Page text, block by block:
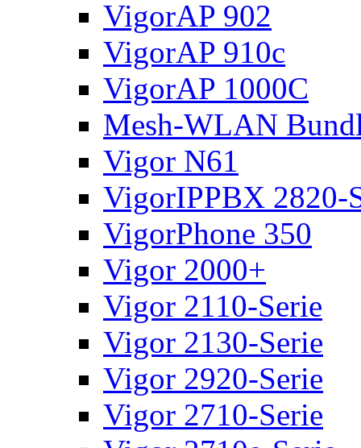
VigorAP 902
VigorAP 910c
VigorAP 1000C
Mesh-WLAN
Vigor N61
VigorIPPBX 2820-
VigorPhone 350
Vigor 2000+
Vigor 2110-Serie
Vigor 2130-Serie
Vigor 2920-Serie
Vigor 2710-Serie